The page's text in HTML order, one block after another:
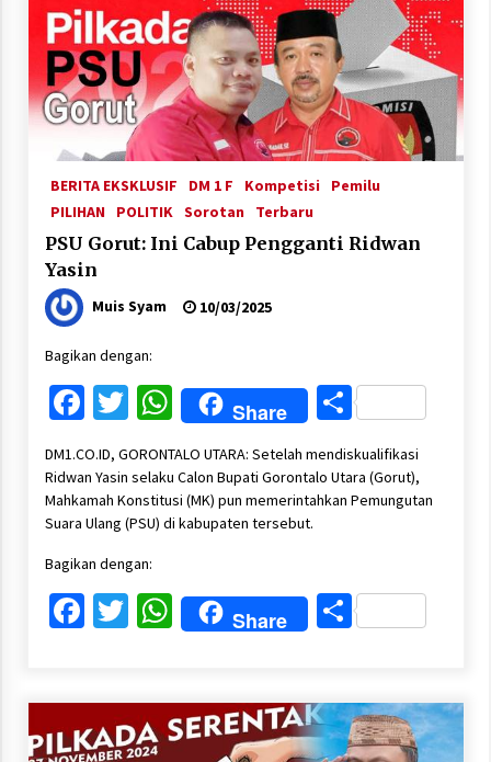
BERITA EKSKLUSIF DM 1 F Kompetisi
Pemilu
PILIHAN
POLITIK Sorotan Terbaru
PSU Gorut: Ini Cabup Pengganti Ridwan
Yasin
Muis Syam 10/03/2025
Bagikan dengan:
Facebook
Twitter
WhatsApp
Share Share
DM1.CO.ID, GORONTALO UTARA: Setelah mendiskualifikasi
Ridwan Yasin selaku Calon Bupati Gorontalo Utara (Gorut),
Mahkamah Konstitusi (MK) pun memerintahkan Pemungutan
Suara Ulang (PSU) di kabupaten tersebut.
Bagikan dengan:
Facebook
Twitter
WhatsApp
Share Share